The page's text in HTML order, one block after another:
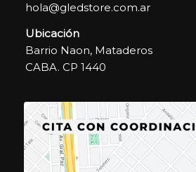
hola@gledstore.com.ar
Ubicación
Barrio Naon, Mataderos
CABA. CP 1440